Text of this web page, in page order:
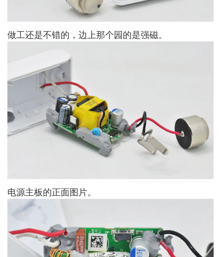
做工还是不错的，边上那个园的是强磁。
电源主板的正面图片。